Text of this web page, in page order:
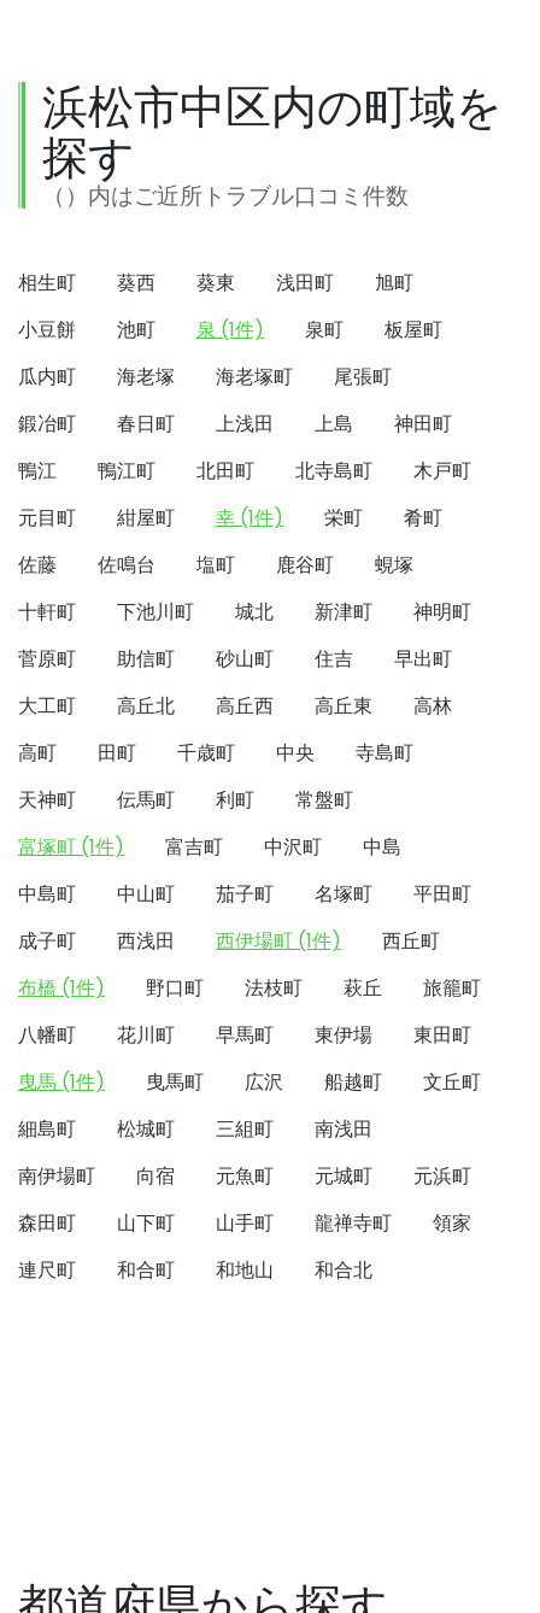
浜松市中区内の町域を
探す
（）内はご近所トラブル口コミ件数
相生町 葵西 葵東 浅田町
旭町
小豆餅
池町 泉 (1件) 泉町
板屋町
瓜内町
海老塚 海老塚町
尾張町
鍛冶町
春日町 上浅田 上島
神田町
鴨江
鴨江町 北田町 北寺島町
木戸町
元目町
紺屋町 幸 (1件) 栄町
肴町
佐藤
佐鳴台 塩町 鹿谷町
蜆塚
十軒町
下池川町 城北 新津町
神明町
菅原町
助信町 砂山町 住吉
早出町
大工町
高丘北 高丘西 高丘東
高林
高町
田町 千歳町 中央
寺島町
天神町
伝馬町 利町
常盤町
富塚町 (1件)
富吉町 中沢町
中島
中島町
中山町 茄子町 名塚町
平田町
成子町
西浅田 西伊場町 (1件)
西丘町
布橋 (1件)
野口町 法枝町 萩丘
旅籠町
八幡町
花川町 早馬町 東伊場
東田町
曳馬 (1件)
曳馬町 広沢 船越町
文丘町
細島町
松城町 三組町
南浅田
南伊場町
向宿 元魚町 元城町
元浜町
森田町
山下町 山手町 龍禅寺町
領家
連尺町
和合町 和地山 和合北